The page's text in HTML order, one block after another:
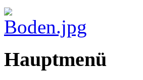
Hauptmenü